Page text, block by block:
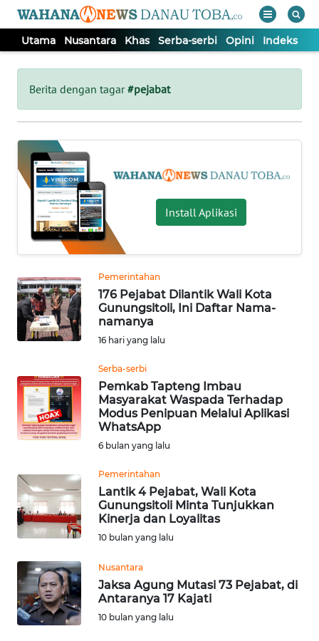
Utama Nusantara Khas Serba-serbi Opini Indeks
Berita dengan tagar#pejabat
Install Aplikasi
Pemerintahan
176 Pejabat Dilantik Wali Kota
Gunungsitoli, Ini Daftar Nama-
namanya
16 hari yang lalu
Serba-serbi
Pemkab Tapteng Imbau
Masyarakat Waspada Terhadap
Modus Penipuan Melalui Aplikasi
WhatsApp
6 bulan yang lalu
Pemerintahan
Lantik 4 Pejabat, Wali Kota
Gunungsitoli Minta Tunjukkan
Kinerja dan Loyalitas
10 bulan yang lalu
Nusantara
Jaksa Agung Mutasi 73 Pejabat, di
Antaranya 17 Kajati
10 bulan yang lalu
Tutup
UTAMA
NUSANTARA
KHAS
SERBA-
SERBI
OPINI
Informasi
BERITA
KONTAK
KAMI
INFO
IKLAN
TENTANG
KAMI
PEDOMAN
MEDIA
SIBER